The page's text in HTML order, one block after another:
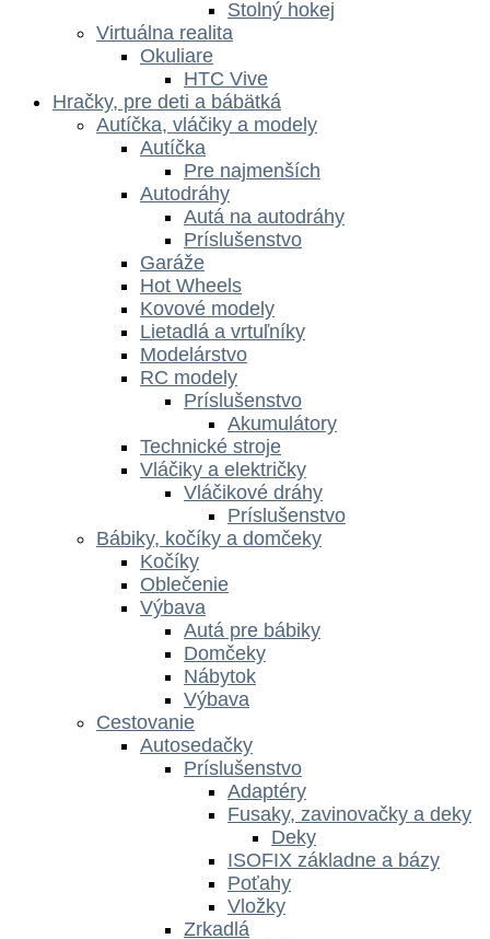
Stolný hokej
Virtuálna realita
Okuliare
HTC Vive
Hračky, pre deti a bábätká
Autíčka, vláčiky a modely
Autíčka
Pre najmenších
Autodráhy
Autá na autodráhy
Príslušenstvo
Garáže
Hot Wheels
Kovové modely
Lietadlá a vrtuľníky
Modelárstvo
RC modely
Príslušenstvo
Akumulátory
Technické stroje
Vláčiky a električky
Vláčikové dráhy
Príslušenstvo
Bábiky, kočíky a domčeky
Kočíky
Oblečenie
Výbava
Autá pre bábiky
Domčeky
Nábytok
Výbava
Cestovanie
Autosedačky
Príslušenstvo
Adaptéry
Fusaky, zavinovačky a deky
Deky
ISOFIX základne a bázy
Poťahy
Vložky
Zrkadlá